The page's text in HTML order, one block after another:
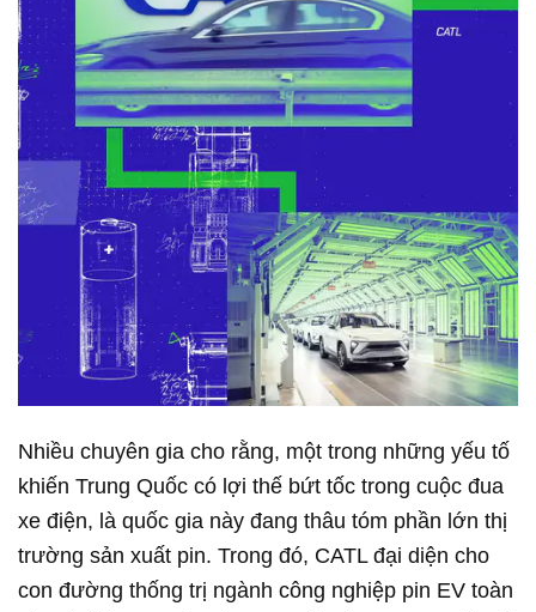
Nhiều chuyên gia cho rằng, một trong những yếu tố
khiến Trung Quốc có lợi thế bứt tốc trong cuộc đua
xe điện, là quốc gia này đang thâu tóm phần lớn thị
trường sản xuất pin. Trong đó, CATL đại diện cho
con đường thống trị ngành công nghiệp pin EV toàn